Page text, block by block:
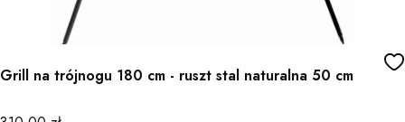
Grill na trójnogu 180 cm - ruszt stal naturalna 50 cm